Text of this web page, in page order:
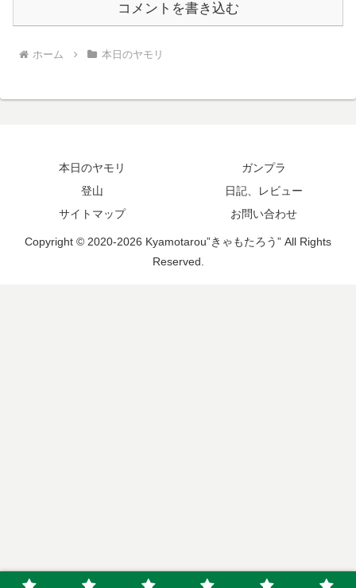
コメントを書き込む
ホーム 本日のヤモリ
本日のヤモリ
ガンプラ
登山
日記、レビュー
サイトマップ
お問い合わせ
Copyright © 2020-2026 Kyamotarou”きゃもたろう” All Rights
Reserved.